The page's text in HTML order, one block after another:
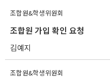
조합원&학생위원회
조합원 가입 확인 요청
김예지
조합원&학생위원회